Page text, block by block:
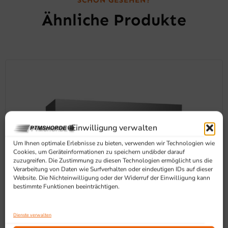
Einwilligung verwalten
Um Ihnen optimale Erlebnisse zu bieten, verwenden wir Technologien wie
Cookies, um Geräteinformationen zu speichern und/oder darauf
zuzugreifen. Die Zustimmung zu diesen Technologien ermöglicht uns die
Verarbeitung von Daten wie Surfverhalten oder eindeutigen IDs auf dieser
Website. Die Nichteinwilligung oder der Widerruf der Einwilligung kann
bestimmte Funktionen beeinträchtigen.
Dienste verwalten
Ähnliche Produkte